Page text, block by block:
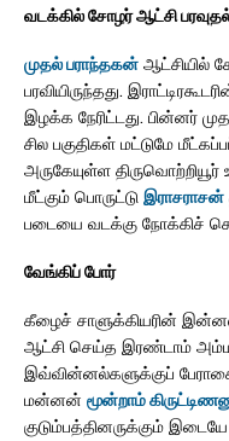
வடக்கில் சோழர் ஆட்சி
முதல் பராந்தகன்ஆட்சியில்
பரவியிருந்தது.
இழக்க நேரிட்டது. பின்னர்
சில பகுதிகள் மட்டுமே
அருகேயுள்ள
மீட்கும் பொருட்டுஇராசராசன்
படையை வடக்கு நோக்கிச்
வேங்கிப் போர்
கீழைச் சாளுக்கியரின்
ஆட்சி செய்த இரண்டாம்
இவ்வின்னல்களுக்குப்
மன்னன் மூன்றாம்
குடும்பத்தினருக்கும்